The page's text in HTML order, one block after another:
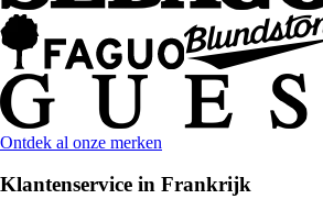
Ontdek al onze merken
Klantenservice in Frankrijk